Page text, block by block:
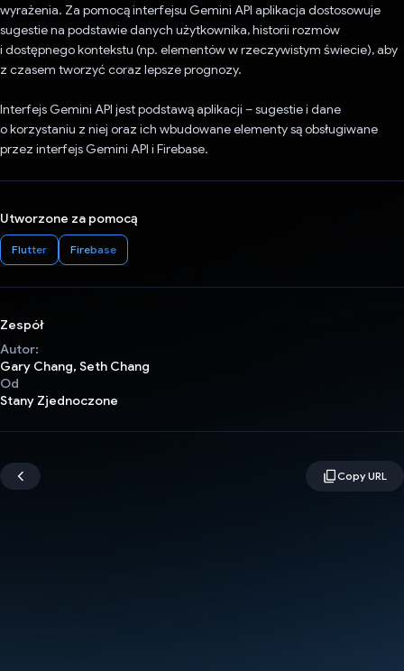
wyrażenia. Za pomocą interfejsu Gemini API aplikacja dostosowuje
sugestie na podstawie danych użytkownika, historii rozmów
i dostępnego kontekstu (np. elementów w rzeczywistym świecie), aby
z czasem tworzyć coraz lepsze prognozy.
Interfejs Gemini API jest podstawą aplikacji – sugestie i dane
o korzystaniu z niej oraz ich wbudowane elementy są obsługiwane
przez interfejs Gemini API i Firebase.
Utworzone za pomocą
Flutter Firebase
Zespół
Autor:
Gary Chang, Seth Chang
Od
Stany Zjednoczone